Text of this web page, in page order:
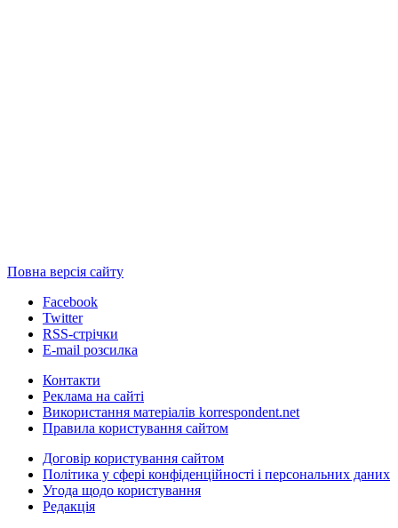
Повна версія сайту
Facebook
Twitter
RSS-стрічки
E-mail розсилка
Контакти
Реклама на сайті
Використання матеріалів korrespondent.net
Правила користування сайтом
Договір користування сайтом
Політика у сфері конфіденційності і персональних даних
Угода щодо користування
Редакція